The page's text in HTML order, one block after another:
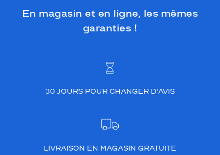
En magasin et en ligne, les mêmes
garanties !
30 JOURS POUR CHANGER D’AVIS
LIVRAISON EN MAGASIN GRATUITE